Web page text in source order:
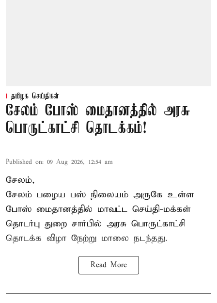
தமிழக செய்திகள்
சேலம் போஸ் மைதானத்தில் அரசு
பொருட்காட்சி தொடக்கம்!
Published on: 09 Aug 2026, 12:54 am
சேலம்,
சேலம் பழைய பஸ் நிலையம் அருகே உள்ள
போஸ் மைதானத்தில் மாவட்ட செய்தி-மக்கள்
தொடர்பு துறை சார்பில் அரசு பொருட்காட்சி
தொடக்க விழா நேற்று மாலை நடந்தது.
Read More